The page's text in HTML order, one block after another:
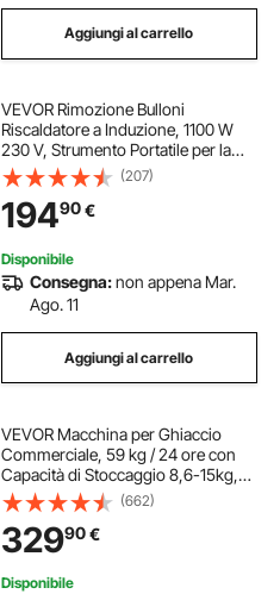
Aggiungi al carrello
VEVOR Rimozione Bulloni
Riscaldatore a Induzione, 1100 W
230 V, Strumento Portatile per la
Rimozione di Dadi, Mini Macchina
Riscaldante per la Rimozione di Viti
Arrugginite, con 10 Bobine e Scatola
(207)
19490€
Disponibile
Consegna:non appena Mar.
Ago. 11
Aggiungi al carrello
VEVOR Macchina per Ghiaccio
Commerciale, 59 kg / 24 ore con
Capacità di Stoccaggio 8,6-15kg,
45 Cubetti per Ciclo, Macchina per
Ghiaccio Sottobanco in Acciaio
Inox con Display a LED,
Autopulente, Bar
(662)
32990€
Disponibile